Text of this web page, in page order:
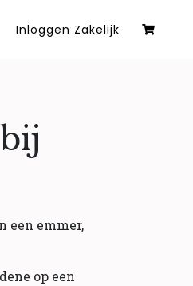
Inloggen Zakelijk
een emmer,
op een